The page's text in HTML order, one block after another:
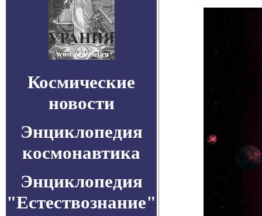
Космические
новости
Энциклопедия
космонавтика
Энциклопедия
"Естествознание"